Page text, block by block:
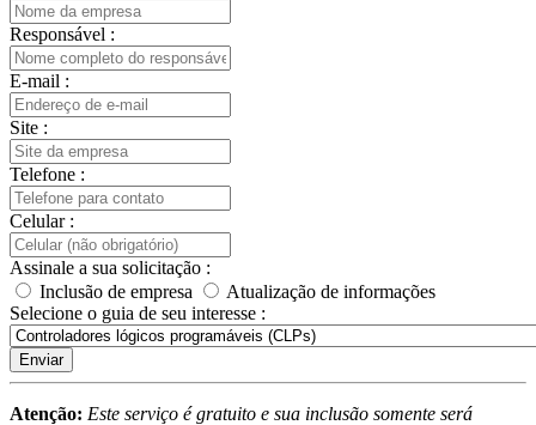
Responsável :
E-mail :
Site :
Telefone :
Celular :
Assinale a sua solicitação :
Inclusão de empresa
Atualização de informações
Selecione o guia de seu interesse :
Enviar
Atenção: Este serviço é gratuito e sua inclusão somente será